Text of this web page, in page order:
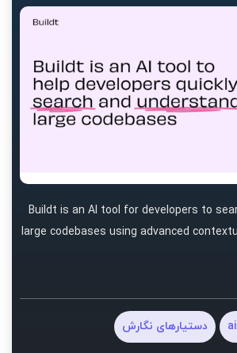
Buildt is an AI tool for developers to
large codebases using advanced
دستیارهای نگارش